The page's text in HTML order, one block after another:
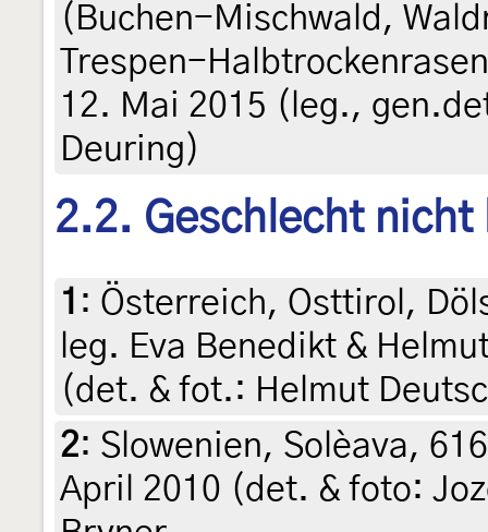
(Buchen-Mischwald,
Trespen-
12. Mai 2015 (leg.,
Deuring)
2.2. Geschlecht nicht
1 : Österreich, Osttirol,
leg. Eva Benedikt &
(det. & fot.: Helmut
2: Slowenien, Solèava,
April 2010 (det. & foto: